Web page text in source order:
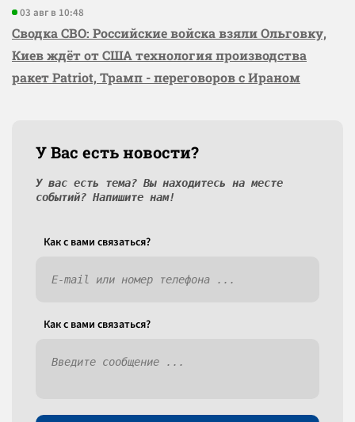
03 авг в 10:48
Сводка СВО: Российские войска взяли Ольговку,
Киев ждёт от США технология производства
ракет Patriot, Трамп - переговоров с Ираном
У Вас есть новости?
У вас есть тема? Вы находитесь на месте
событий? Напишите нам!
Как c вами связаться?
Как c вами связаться?